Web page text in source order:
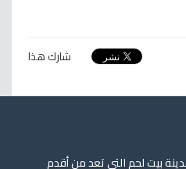
شارك هذا
بيت لحم التي تعد من أقدم